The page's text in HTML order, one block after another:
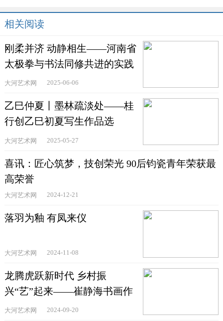
相关阅读
刚柔并济 动静相生——河南省
太极拳与书法同修共进的实践
探索
大河艺术网 2025-06-06
乙巳仲夏丨墨林疏淡处——桂
行创乙巳初夏写生作品选
大河艺术网 2025-05-27
喜讯：匠心筑梦，技创荣光 90后钧瓷青年荣获最
高荣誉
大河艺术网 2024-12-21
落羽为釉 有凤来仪
大河艺术网 2024-11-08
龙腾虎跃新时代 乡村振
兴“艺”起来——崔静海书画作
品展
大河艺术网 2024-09-20